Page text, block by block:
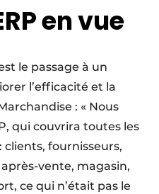
en vue
le passage à un
l’efficacité et la
: « Nous
qui couvrira toutes les
clients, fournisseurs,
vente, magasin,
ce qui n’était pas le